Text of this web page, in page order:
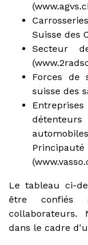
Suisse des
Secteur
Forces de
suisse des
Le tableau ci-
être confiés
collaborateurs.
dans le cadre